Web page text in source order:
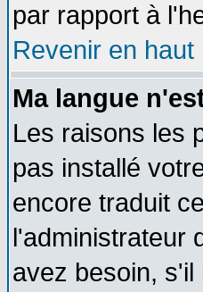
par rapport à
Revenir en haut
Ma langue
Les raisons les
pas installé
encore traduit
l'administrateur
avez besoin,